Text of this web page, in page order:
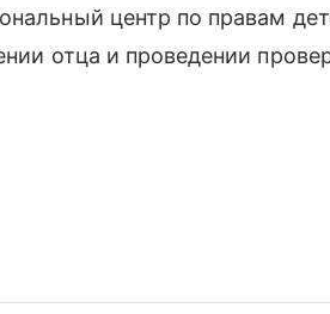
центр по правам
отца и проведении